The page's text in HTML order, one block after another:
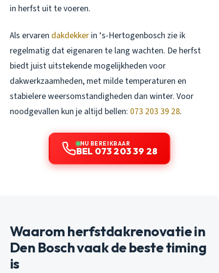
in herfst uit te voeren.
Als ervaren dakdekker in ‘s-Hertogenbosch zie ik
regelmatig dat eigenaren te lang wachten. De herfst
biedt juist uitstekende mogelijkheden voor
dakwerkzaamheden, met milde temperaturen en
stabielere weersomstandigheden dan winter. Voor
noodgevallen kun je altijd bellen: 073 203 39 28.
NU BEREIKBAAR
BEL 073 203 39 28
Waarom herfstdakrenovatie in
Den Bosch vaak de beste timing
is